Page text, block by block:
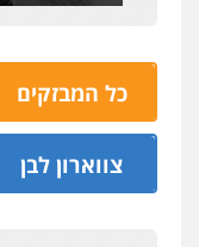
כל המבזקים
04.08 | 17:57
צווארון לבן
04.08 | 19:10